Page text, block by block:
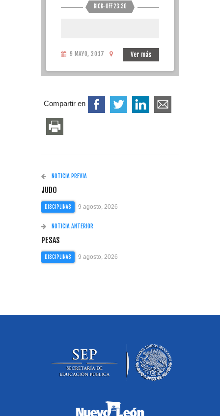
KICK-OFF 23:30
9 MAYO, 2017 Ver más
Compartir en
NOTICIA PREVIA
JUDO
DISCIPLINAS 9 agosto, 2026
NOTICIA ANTERIOR
PESAS
DISCIPLINAS 9 agosto, 2026